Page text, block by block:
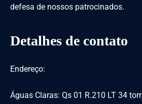
defesa de nossos patrocinados.
Detalhes de contato
Endereço:
Águas Claras: Qs 01 R.210 LT 34